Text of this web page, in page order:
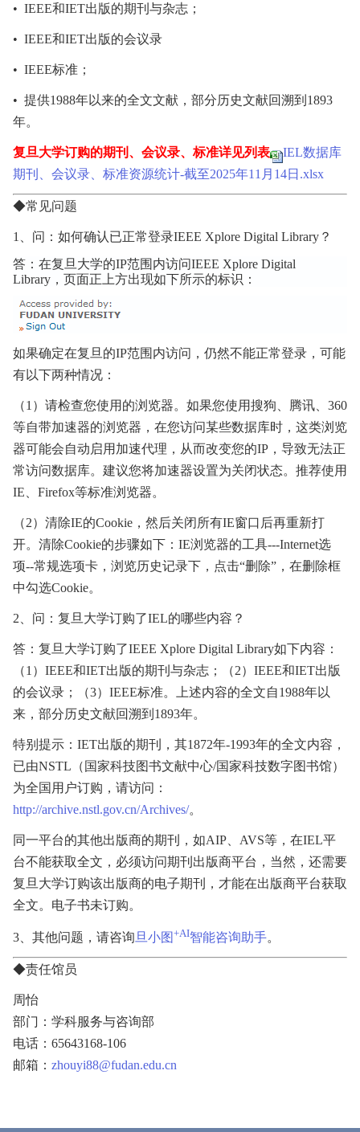
• IEEE和IET出版的期刊与杂志；
• IEEE和IET出版的会议录
• IEEE标准；
• 提供1988年以来的全文文献，部分历史文献回溯到 1893
年。
复旦大学订购的期刊、会议录、标准详见列表
IEL数据库
期刊、会议录、标准资源统计-截至2025年11月14日.xlsx
◆常见问题
1 、问：如何确认已正常登录IEEE Xplore Digital Library ？
答：在复旦大学的IP范围内访问IEEE Xplore Digital
Library ，页面正上方出现如下所示的标识：
如果确定在复旦的IP范围内访问，仍然不能正常登录，可能
有以下两种情况：
（1 ）请检查您使用的浏览器。如果您使用搜狗、腾讯、 360
等自带加速器的浏览器，在您访问某些数据库时，这类浏览
器可能会自动启用加速代理，从而改变您的IP ，导致无法正
常访问数据库。建议您将加速器设置为关闭状态。推荐使用
IE
Firefox等标准浏览器。
（2）清除IE的Cookie ，然后关闭所有IE窗口后再重新打
开。清除Cookie的步骤如下： IE浏览器的工具---Internet选
项--常规选项卡，浏览历史记录下，点击“删除”，在删除框
中勾选Cookie。
2 、问：复旦大学订购了IEL的哪些内容？
答：复旦大学订购了IEEE Xplore Digital Library如下内容：
（1 ） IEEE和IET出版的期刊与杂志；（2） IEEE和IET出版
的会议录；（3） IEEE标准。上述内容的全文自1988年以
来，部分历史文献回溯到 1893年。
特别提示： IET出版的期刊，其1872年-1993年的全文内容，
已由NSTL （国家科技图书文献中心/国家科技数字图书馆）
为全国用户订购，请访问：
http://archive.nstl.gov.cn/Archives/。
同一平台的其他出版商的期刊，如AIP AVS等，在IEL平
台不能获取全文，必须访问期刊出版商平台，当然，还需要
复旦大学订购该出版商的电子期刊，才能在出版商平台获取
全文。电子书未订购。
3 、其他问题，请咨询 旦小图 +AI智能咨询助手。
◆责任馆员
周怡
部门：学科服务与咨询部
电话：65643168-106
邮箱： zhouyi88@fudan.edu.cn